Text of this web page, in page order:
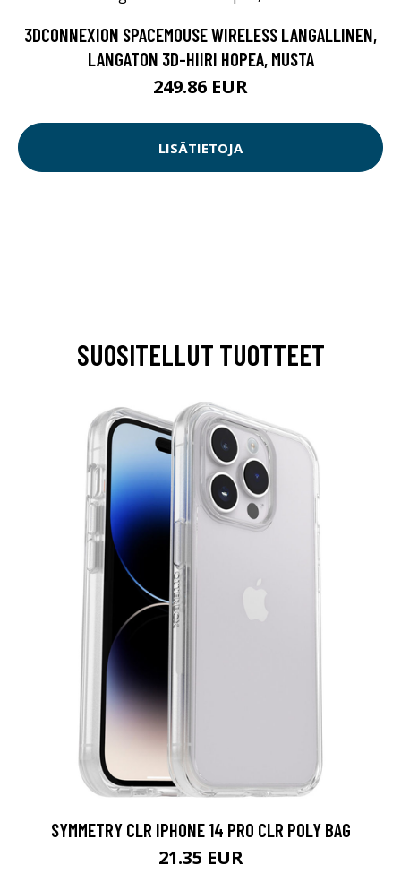
3DCONNEXION SPACEMOUSE WIRELESS LANGALLINEN,
LANGATON 3D-HIIRI HOPEA, MUSTA
249.86 EUR
LISÄTIETOJA
SUOSITELLUT TUOTTEET
SYMMETRY CLR IPHONE 14 PRO CLR POLY BAG
21.35 EUR